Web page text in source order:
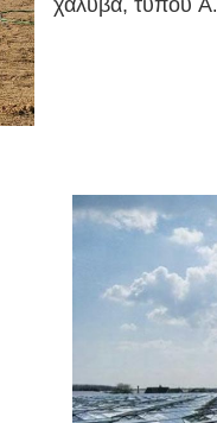
χάλυβα, τύπου A.